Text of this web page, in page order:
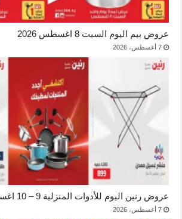
عروض بيم اليوم السبت 8 اغسطس 2026
7 أغسطس، 2026
عروض رنين اليوم للأدوات المنزلية 9 – 10 اغسطس 2026
7 أغسطس، 2026